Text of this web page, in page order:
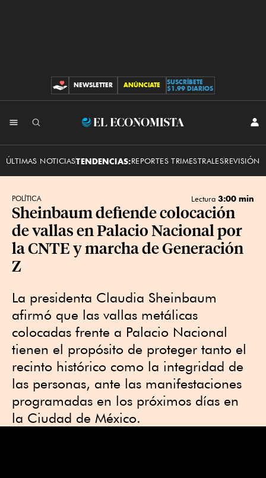
CONTRIBUCIONES
NEWSLETTER ANÚNCIATE
SUSCRÍBETE
$1.99 DIARIOS
El
ÚLTIMAS NOTICIASTENDENCIAS:REPORTES TRIMESTRALESREVISIÓN
POLÍTICA Lectura 3:00 min
Sheinbaum defiende colocación
de vallas en Palacio Nacional por
la CNTE y marcha de Generación
Z
La presidenta Claudia Sheinbaum
afirmó que las vallas metálicas
colocadas frente a Palacio Nacional
tienen el propósito de proteger tanto el
recinto histórico como la integridad de
las personas, ante las manifestaciones
programadas en los próximos días en
la Ciudad de México.